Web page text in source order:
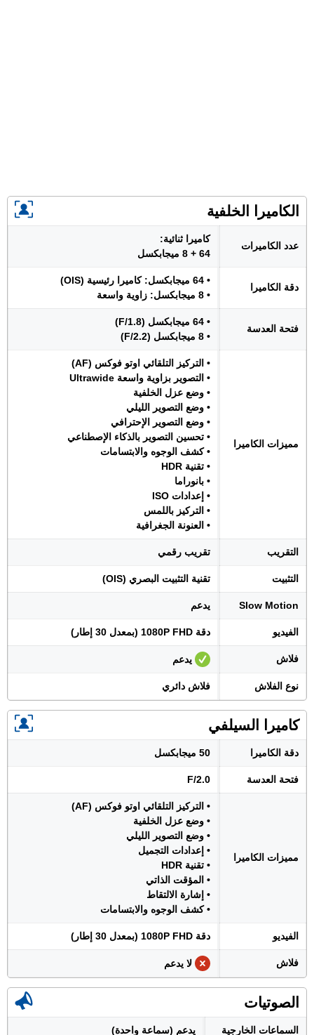
الكاميرا الخلفية
عدد الكاميرات
كاميرا ثنائية:
64 + 8 ميجابكسل
دقة الكاميرا
• 64 ميجابكسل: كاميرا رئيسية (OIS)
• 8 ميجابكسل: زاوية واسعة
فتحة العدسة
• 64 ميجابكسل (F/1.8)
• 8 ميجابكسل (F/2.2)
مميزات الكاميرا
• التركيز التلقائي اوتو فوكس (AF)
• التصوير بزاوية واسعة Ultrawide
• وضع عزل الخلفية
• وضع التصوير الليلي
• وضع التصوير الإحترافي
• تحسين التصوير بالذكاء الإصطناعي
• كشف الوجوه والابتسامات
• تقنية HDR
• بانوراما
• إعدادات ISO
• التركيز باللمس
• العنونة الجغرافية
التقريب تقريب رقمي
التثبيت تقنية التثبيت البصري (OIS)
Slow Motion يدعم
الفيديو دقة 1080P FHD (بمعدل 30 إطار)
فلاش يدعم
نوع الفلاش فلاش دائري
كاميرا السيلفي
دقة الكاميرا 50 ميجابكسل
فتحة العدسة F/2.0
مميزات الكاميرا
• التركيز التلقائي اوتو فوكس (AF)
• وضع عزل الخلفية
• وضع التصوير الليلي
• إعدادات التجميل
• تقنية HDR
• المؤقت الذاتي
• إشارة الالتقاط
• كشف الوجوه والابتسامات
الفيديو دقة 1080P FHD (بمعدل 30 إطار)
فلاش لا يدعم
الصوتيات
السماعات الخارجية يدعم (سماعة واحدة)